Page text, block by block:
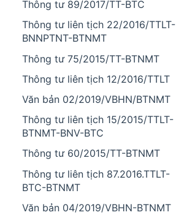
Thông tư 89/2017/TT-BTC
Thông tư liên tịch 22/2016/TTLT-
BNNPTNT-BTNMT
Thông tư 75/2015/TT-BTNMT
Thông tư liên tịch 12/2016/TTLT
Văn bản 02/2019/VBHN/BTNMT
Thông tư liên tịch 15/2015/TTLT-
BTNMT-BNV-BTC
Thông tư 60/2015/TT-BTNMT
Thông tư liên tịch 87.2016.TTLT-
BTC-BTNMT
Văn bản 04/2019/VBHN-BTNMT